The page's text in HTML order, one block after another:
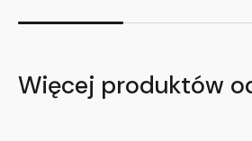
Więcej produktów